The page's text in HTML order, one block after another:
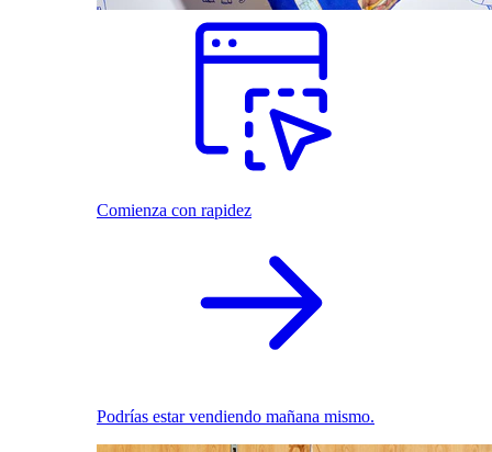
Comienza con rapidez
Podrías estar vendiendo mañana mismo.